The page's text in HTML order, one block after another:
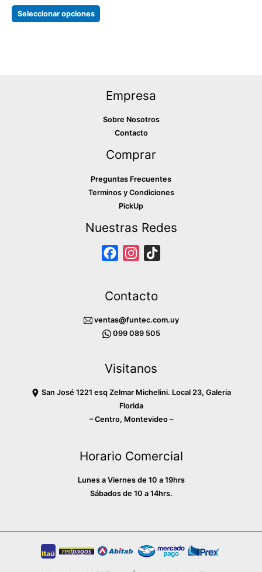
Seleccionar opciones
del
producto
Empresa
Sobre Nosotros
Contacto
Comprar
Preguntas Frecuentes
Terminos y Condiciones
PickUp
Nuestras Redes
e
b
o
k
t
a
g
a
o
Contacto
ventas@funtec.com.uy
099 089 505
Visitanos
San José 1221 esq Zelmar Michelini. Local 23, Galeria
Florida
– Centro, Montevideo –
Horario Comercial
Lunes a Viernes de 10 a 19hrs
Sábados de 10 a 14hrs.